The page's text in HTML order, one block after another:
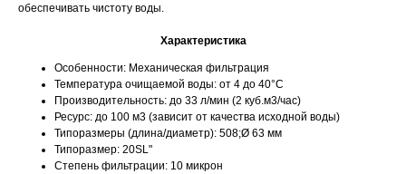
обеспечивать чистоту воды.
Характеристика
Особенности: Механическая фильтрация
Температура очищаемой воды: от 4 до 40°С
Производительность: до 33 л/мин (2 куб.м3/час)
Ресурс: до 100 м3 (зависит от качества исходной воды)
Типоразмеры (длина/диаметр): 508;Ø 63 мм
Типоразмер: 20SL"
Степень фильтрации: 10 микрон
Поиск